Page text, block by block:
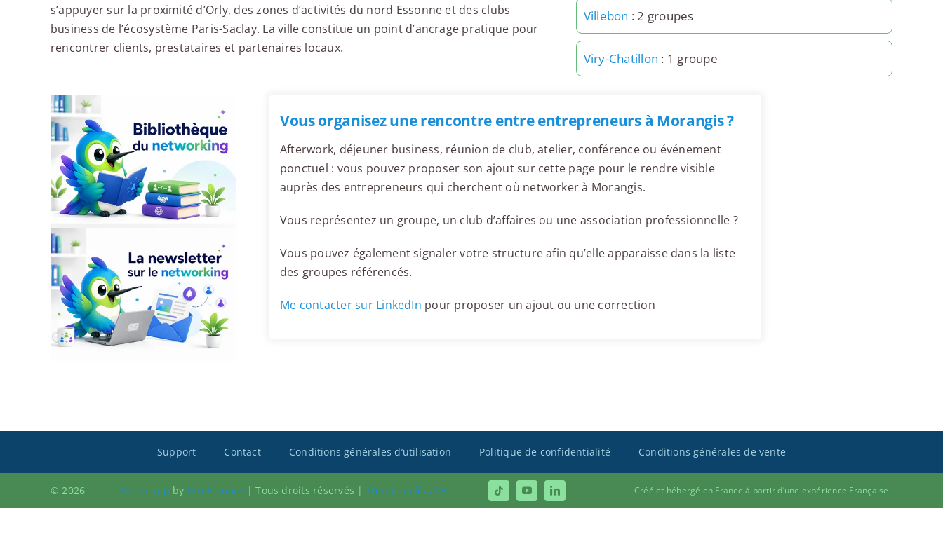
s’appuyer sur la proximité d’Orly, des zones d’activités du nord Essonne et des clubs
business de l’écosystème Paris-Saclay. La ville constitue un point d’ancrage pratique pour
rencontrer clients, prestataires et partenaires locaux.
Villebon : 2 groupes
Viry-Chatillon : 1 groupe
Vous organisez une rencontre entre entrepreneurs à Morangis ?
Afterwork, déjeuner business, réunion de club, atelier, conférence ou événement
ponctuel : vous pouvez proposer son ajout sur cette page pour le rendre visible
auprès des entrepreneurs qui cherchent où networker à Morangis.
Vous représentez un groupe, un club d’affaires ou une association professionnelle ?
Vous pouvez également signaler votre structure afin qu’elle apparaisse dans la liste
des groupes référencés.
Me contacter sur LinkedIn pour proposer un ajout ou une correction
Support Contact Conditions générales d’utilisation Politique de confidentialité Conditions générales de vente
© 2026 Sarea.app by Pixelsquare |Tous droits réservés | Mentions légales Créé et hébergé en France à partir d’une expérience Française